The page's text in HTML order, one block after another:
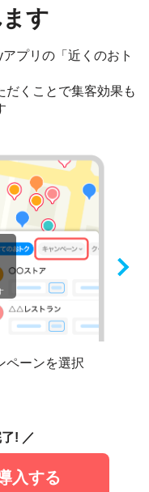
す
プリの「近くのおト
だくことで集客効果も
ペーンを選択
! ／
入する